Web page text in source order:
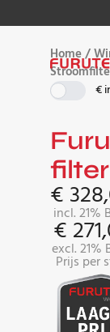
Op
…
Home/
€
€
incl. 21%
€
excl. 21%
Prijs per